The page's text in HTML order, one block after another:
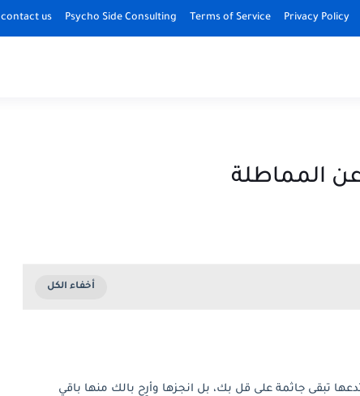
Privacy Policy
Terms of Service
Psycho Side Consulting
contact us
تبقى جاثمة على قل بك،‏ بل انجزها وأرِح بالك منها باقي